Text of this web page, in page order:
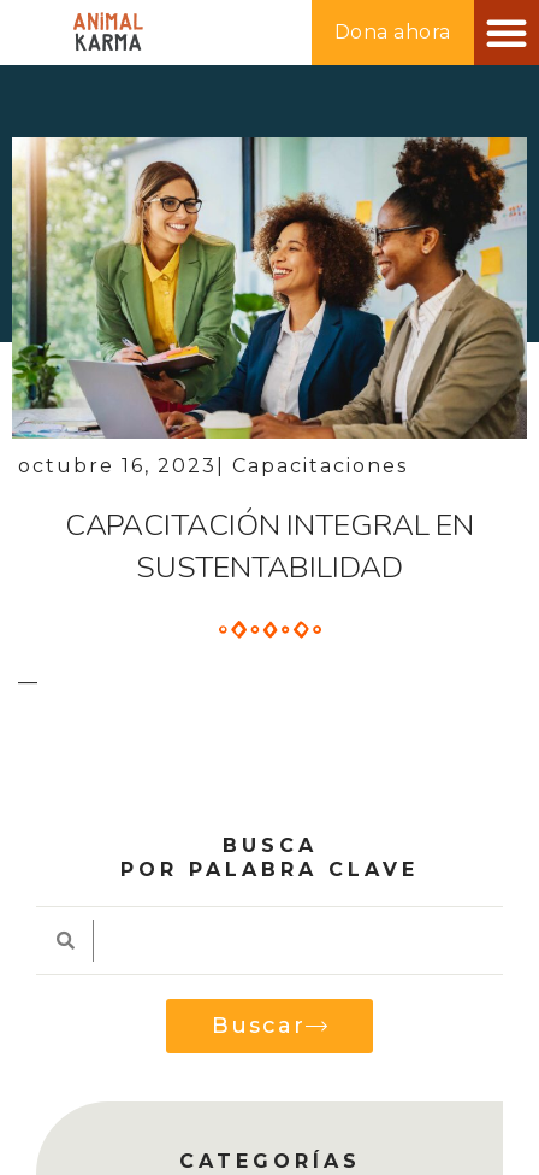
Dona ahora
octubre 16, 2023 Capacitaciones
CAPACITACIÓN INTEGRAL EN
SUSTENTABILIDAD
—
BUSCA
POR PALABRA CLAVE
Buscar
CATEGORÍAS